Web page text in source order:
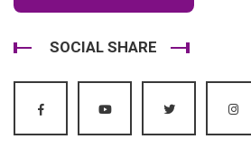
SOCIAL SHARE